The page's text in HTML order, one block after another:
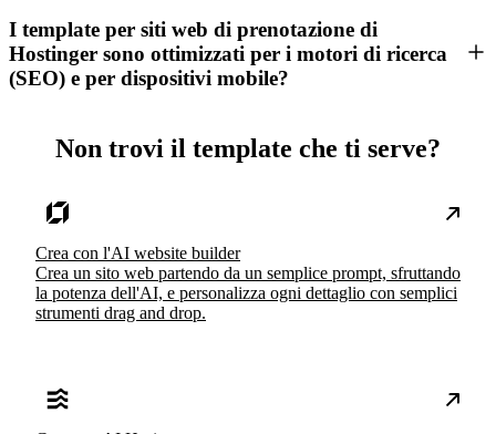
I template per siti web di prenotazione di
Hostinger sono ottimizzati per i motori di ricerca
(SEO) e per dispositivi mobile?
Non trovi il template che ti serve?
Crea con l'AI website builder
Crea un sito web partendo da un semplice prompt, sfruttando
la potenza dell'AI, e personalizza ogni dettaglio con semplici
strumenti drag and drop.